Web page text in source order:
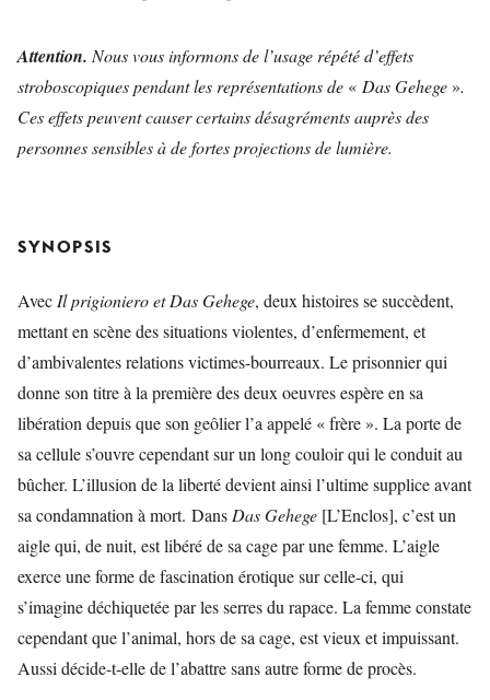
Attention. Nous vous informons de l’usage répété d’effets
stroboscopiques pendant les représentations de « Das Gehege».
Ces effets peuvent causer certains désagréments auprès des
personnes sensibles à de fortes projections de lumière.
SYNOPSIS
Avec Il prigioniero et Das Gehege, deux histoires se succèdent,
mettant en scène des situations violentes, d’enfermement, et
d’ambivalentes relations victimes-bourreaux. Le prisonnier qui
donne son titre à la première des deux oeuvres espère en sa
libération depuis que son geôlier l’a appelé « frère ». La porte de
sa cellule s’ouvre cependant sur un long couloir qui le conduit au
bûcher. L’illusion de la liberté devient ainsi l’ultime supplice avant
sa condamnation à mort. Dans Das Gehege [L’Enclos], c’est un
aigle qui, de nuit, est libéré de sa cage par une femme. L’aigle
exerce une forme de fascination érotique sur celle-ci, qui
s’imagine déchiquetée par les serres du rapace. La femme constate
cependant que l’animal, hors de sa cage, est vieux et impuissant.
Aussi décide-t-elle de l’abattre sans autre forme de procès.